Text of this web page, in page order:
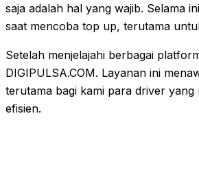
saja adalah hal yang wajib. Selama
saat mencoba top up, terutama
Setelah menjelajahi berbagai
DIGIPULSA.COM. Layanan ini
terutama bagi kami para driver
efisien.